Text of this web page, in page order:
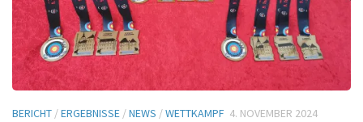
BERICHT /ERGEBNISSE /NEWS /WETTKAMPF 4. NOVEMBER 2024